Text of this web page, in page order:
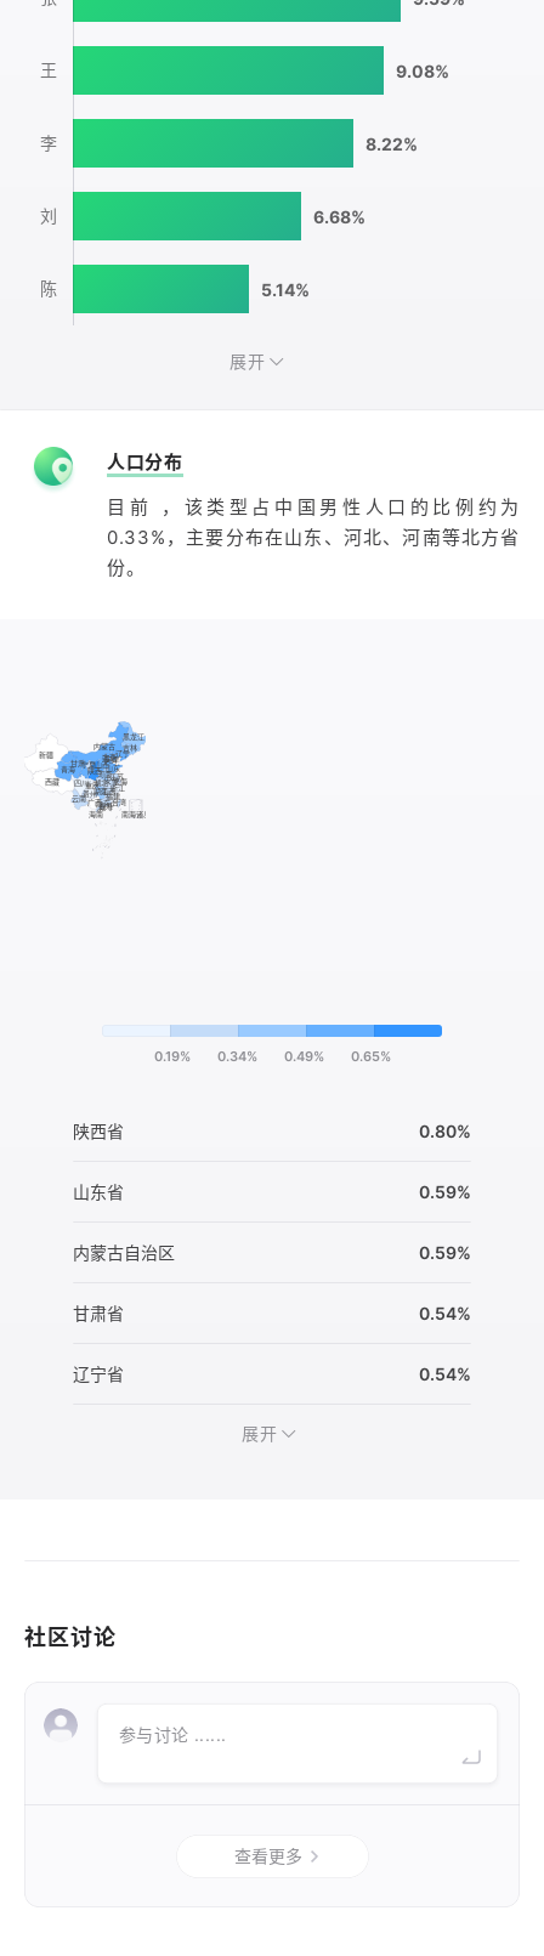
9.08%
王
8.22%
李
6.68%
刘
5.14%
陈
展开
人口分布
目前 ，该类型占中国男性人口的比例约为
0.33%，主要分布在山东、河北、河南等北方省
份。
0.19% 0.34% 0.49% 0.65%
陕西省 0.80%
山东省 0.59%
内蒙古自治区 0.59%
甘肃省 0.54%
辽宁省 0.54%
展开
社区讨论
参与讨论 ......
查看更多